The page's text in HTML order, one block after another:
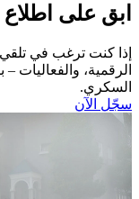
ابق على
إذا كنت ترغب في تلقي
الرقمية،
السكري.​
سجّل الآن​